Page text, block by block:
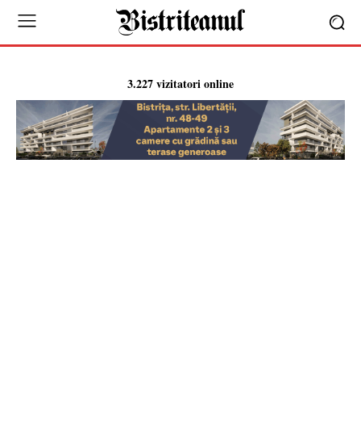
3.227 vizitatori online